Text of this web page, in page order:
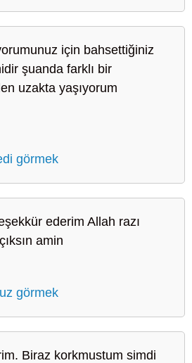
için bahsettiğiniz
şuanda farklı bir
uzakta yaşıyorum
görmek
ederim Allah razı
amin
görmek
Biraz korkmustum simdi